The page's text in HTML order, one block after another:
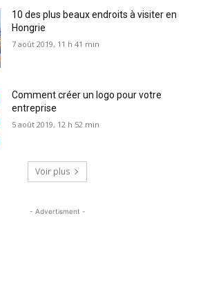
10 des plus beaux endroits à visiter en
Hongrie
7 août 2019, 11 h 41 min
Comment créer un logo pour votre
entreprise
5 août 2019, 12 h 52 min
Voir plus
- Advertisment -